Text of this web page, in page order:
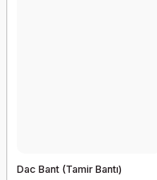
Dac Bant (Tamir Bantı)